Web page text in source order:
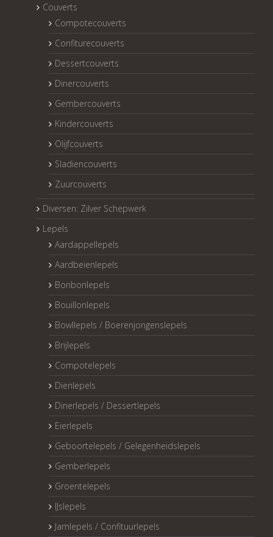
Couverts
Compotecouverts
Confiturecouverts
Dessertcouverts
Dinercouverts
Gembercouverts
Kindercouverts
Olijfcouverts
Sladiencouverts
Zuurcouverts
Diversen: Zilver Schepwerk
Lepels
Aardappellepels
Aardbeienlepels
Bonbonlepels
Bouillonlepels
Bowllepels / Boerenjongenslepels
Brijlepels
Compotelepels
Dienlepels
Dinerlepels / Dessertlepels
Eierlepels
Geboortelepels / Gelegenheidslepels
Gemberlepels
Groentelepels
IJslepels
Jamlepels / Confituurlepels